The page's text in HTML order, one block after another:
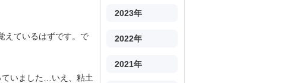
えているはずです。で
ていました…いえ、粘土
2023年
2022年
2021年